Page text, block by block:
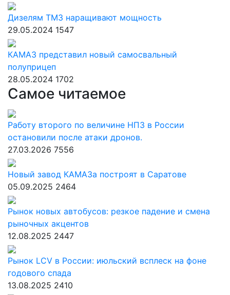
Дизелям ТМЗ наращивают мощность
29.05.2024 1547
КАМАЗ представил новый самосвальный
полуприцеп
28.05.2024 1702
Самое читаемое
Работу второго по величине НПЗ в России
остановили после атаки дронов.
27.03.2026 7556
Новый завод КАМАЗа построят в Саратове
05.09.2025 2464
Рынок новых автобусов: резкое падение и смена
рыночных акцентов
12.08.2025 2447
Рынок LCV в России: июльский всплеск на фоне
годового спада
13.08.2025 2410